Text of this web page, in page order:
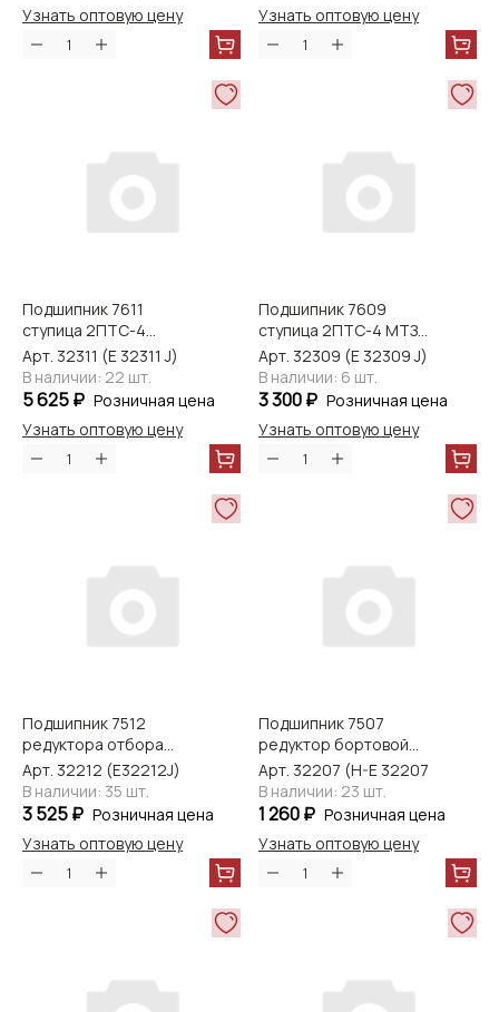
Узнать оптовую цену
Узнать оптовую цену
Подшипник 7611
ступица 2ПТС-4
NACHI
Арт. 32311 (E 32311 J)
В наличии: 22 шт.
5 625 ₽ Розничная цена
Узнать оптовую цену
Подшипник 7609
ступица 2ПТС-4 МТЗ
ЮМЗ NACHI
Арт. 32309 (E 32309 J)
В наличии: 6 шт.
3 300 ₽ Розничная цена
Узнать оптовую цену
Подшипник 7512
редуктора отбора
мощности NACHI
Арт. 32212 (E32212J)
В наличии: 35 шт.
3 525 ₽ Розничная цена
Узнать оптовую цену
Подшипник 7507
редуктор бортовой
МТЗ NACHI
Арт. 32207 (H-E 32207 J)
В наличии: 23 шт.
1 260 ₽ Розничная цена
Узнать оптовую цену